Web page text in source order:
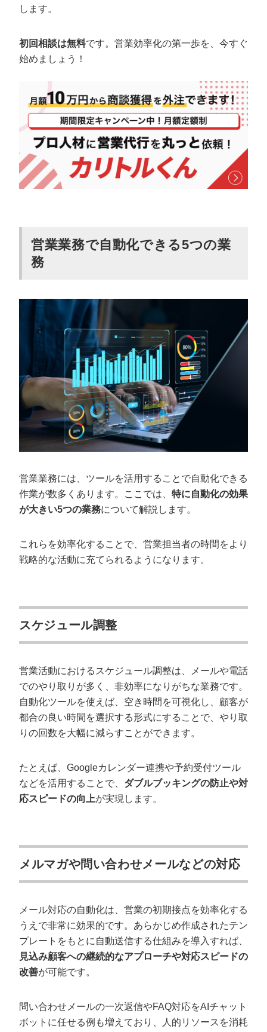
します。
初回相談は無料です。営業効率化の第一歩を、今すぐ
始めましょう！
営業業務で自動化できる5つの業
務
営業業務には、ツールを活用することで自動化できる
作業が数多くあります。ここでは、 特に自動化の効果
が大きい5つの業務について解説します。
これらを効率化することで、営業担当者の時間をより
戦略的な活動に充てられるようになります。
スケジュール調整
営業活動におけるスケジュール調整は、メールや電話
でのやり取りが多く、非効率になりがちな業務です。
自動化ツールを使えば、空き時間を可視化し、顧客が
都合の良い時間を選択する形式にすることで、やり取
りの回数を大幅に減らすことができます。
たとえば、Googleカレンダー連携や予約受付ツール
などを活用することで、 ダブルブッキングの防止や対
応スピードの向上が実現します。
メルマガや問い合わせメールなどの対応
メール対応の自動化は、営業の初期接点を効率化する
うえで非常に効果的です。あらかじめ作成されたテン
プレートをもとに自動送信する仕組みを導入すれば、
見込み顧客への継続的なアプローチや対応スピードの
改善が可能です。
問い合わせメールの一次返信やFAQ対応をAIチャット
ボットに任せる例も増えており、人的リソースを消耗